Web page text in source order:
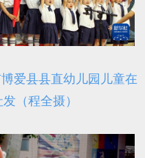
爱县县直幼儿园儿童在
（程全摄）